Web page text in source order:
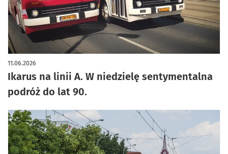
Ikarus na linii A. W niedzielę sentymentalna
podróż do lat 90.
11.06.2026
artykuł z galerią zdjęć